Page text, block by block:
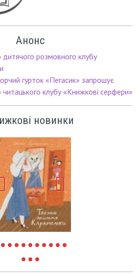
Анонс
розмовного клубу
гурток «Пегасик» запрошує
клубу «Книжкові серфери»
новинки